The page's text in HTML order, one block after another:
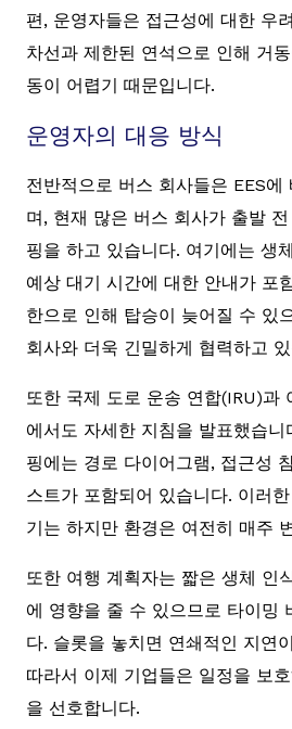
편, 운영자들은 접근성에 대한 우
차선과 제한된 연석으로 인해 거
동이 어렵기 때문입니다.
운영자의 대응 방식
전반적으로 버스 회사들은 EES에
며, 현재 많은 버스 회사가 출발
핑을 하고 있습니다. 여기에는 생
예상 대기 시간에 대한 안내가 포
한으로 인해 탑승이 늦어질 수 있
회사와 더욱 긴밀하게 협력하고
또한 국제 도로 운송 연합(IRU)과
에서도 자세한 지침을 발표했습니
핑에는 경로 다이어그램, 접근성
스트가 포함되어 있습니다. 이러
기는 하지만 환경은 여전히 매주
또한 여행 계획자는 짧은 생체 인
에 영향을 줄 수 있으므로 타이밍
다. 슬롯을 놓치면 연쇄적인 지연
따라서 이제 기업들은 일정을 보
을 선호합니다.